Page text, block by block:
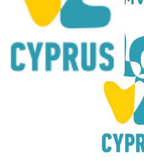
LEFKOSIAS